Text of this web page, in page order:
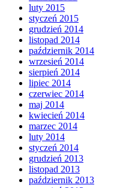
luty 2015
styczeń 2015
grudzień 2014
listopad 2014
październik 2014
wrzesień 2014
sierpień 2014
lipiec 2014
czerwiec 2014
maj 2014
kwiecień 2014
marzec 2014
luty 2014
styczeń 2014
grudzień 2013
listopad 2013
październik 2013